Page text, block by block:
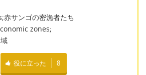
サンゴの密漁者たち
zones;
役に立った 8